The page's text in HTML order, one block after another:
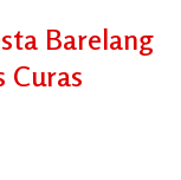
Barelang
Curas